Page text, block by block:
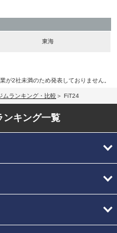
東海
が2社未満のため発表しておりません。
ムランキング・比較 FiT24
ンキング一覧